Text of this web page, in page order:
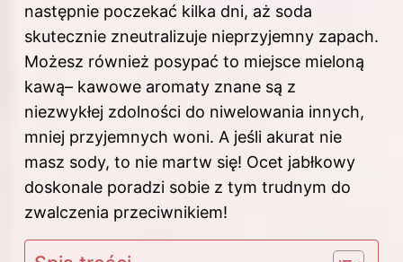
następnie poczekać kilka dni, aż soda
skutecznie zneutralizuje nieprzyjemny zapach.
Możesz również posypać to miejsce mieloną
kawą– kawowe aromaty znane są z
niezwykłej zdolności do niwelowania innych,
mniej przyjemnych woni. A jeśli akurat nie
masz sody, to nie martw się! Ocet jabłkowy
doskonale poradzi sobie z tym trudnym do
zwalczenia przeciwnikiem!